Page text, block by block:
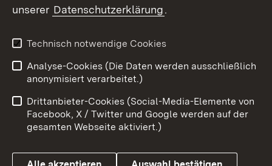
Youtube
Impressum
Kontakt
Barrierefreiheit
Datenschutz
Cookies
unserer Datenschutzerklärung.
Technisch notwendige Cookies
Analyse-Cookies (Die Daten werden ausschließlich
anonymisiert verarbeitet.)
Drittanbieter-Cookies (Social-Media-Elemente von
Facebook, X / Twitter und Google werden auf der
gesamten Webseite aktiviert.)